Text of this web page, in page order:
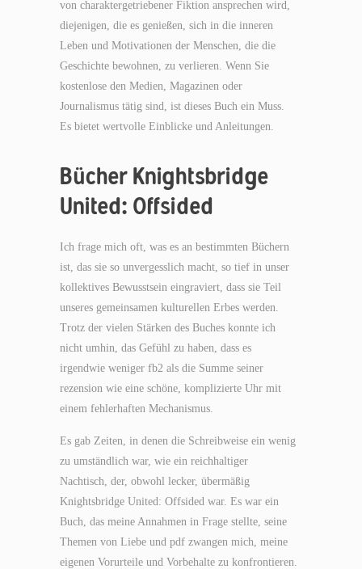
von charaktergetriebener Fiktion ansprechen wird,
diejenigen, die es genießen, sich in die inneren
Leben und Motivationen der Menschen, die die
Geschichte bewohnen, zu verlieren. Wenn Sie
kostenlose den Medien, Magazinen oder
Journalismus tätig sind, ist dieses Buch ein Muss.
Es bietet wertvolle Einblicke und Anleitungen.
Bücher Knightsbridge
United: Offsided
Ich frage mich oft, was es an bestimmten Büchern
ist, das sie so unvergesslich macht, so tief in unser
kollektives Bewusstsein eingraviert, dass sie Teil
unseres gemeinsamen kulturellen Erbes werden.
Trotz der vielen Stärken des Buches konnte ich
nicht umhin, das Gefühl zu haben, dass es
irgendwie weniger fb2 als die Summe seiner
rezension wie eine schöne, komplizierte Uhr mit
einem fehlerhaften Mechanismus.
Es gab Zeiten, in denen die Schreibweise ein wenig
zu umständlich war, wie ein reichhaltiger
Nachtisch, der, obwohl lecker, übermäßig
Knightsbridge United: Offsided war. Es war ein
Buch, das meine Annahmen in Frage stellte, seine
Themen von Liebe und pdf zwangen mich, meine
eigenen Vorurteile und Vorbehalte zu konfrontieren.